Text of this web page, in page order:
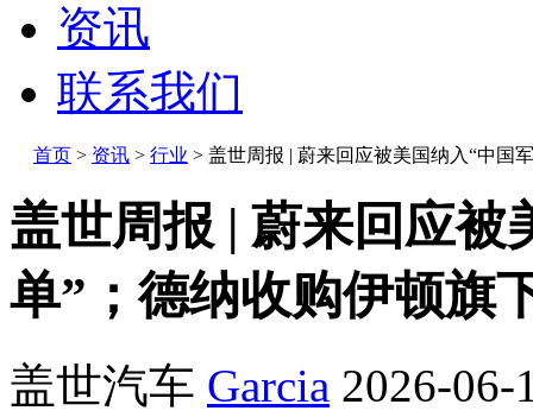
资讯
联系我们
首页 > 资讯 > 行业 > 盖世周报 | 蔚来回应被美国纳入“中国
盖世周报 | 蔚来回应被
单”；德纳收购伊顿旗
盖世汽车 Garcia 2026-06-